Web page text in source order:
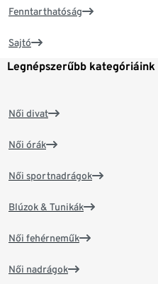
Fenntarthatóság
Sajtó
Legnépszerűbb kategóriáink
Női divat
Női órák
Női sportnadrágok
Blúzok & Tunikák
Női fehérneműk
Női nadrágok